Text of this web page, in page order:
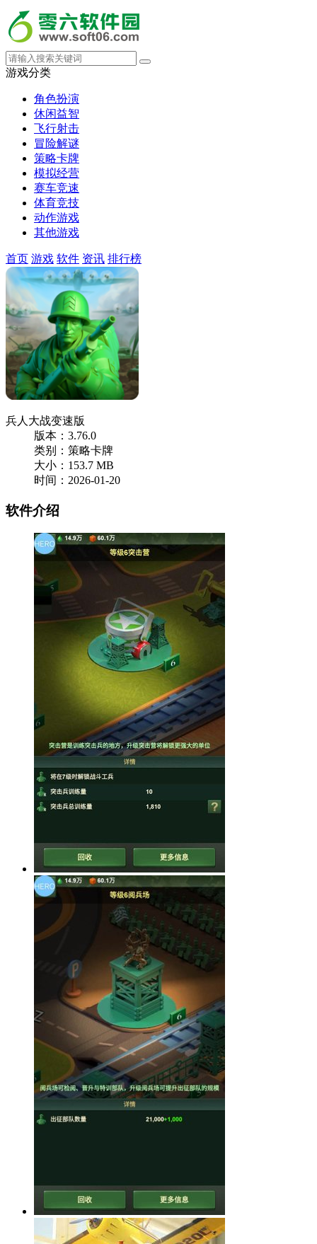
游戏分类
角色扮演
休闲益智
飞行射击
冒险解谜
策略卡牌
模拟经营
赛车竞速
体育竞技
动作游戏
其他游戏
首页 游戏 软件 资讯 排行榜
兵人大战变速版
版本：3.76.0
类别：策略卡牌
大小：153.7 MB
时间：2026-01-20
软件介绍